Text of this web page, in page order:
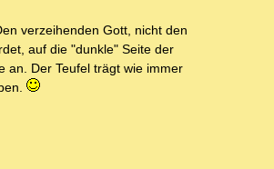
verzeihenden Gott, nicht den
auf die "dunkle" Seite der
an. Der Teufel trägt wie immer